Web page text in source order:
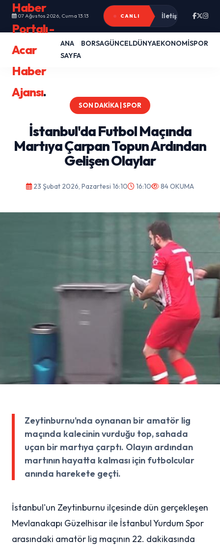
07 Ağustos 2026, Cuma 13:13 CANLI İletişim
Haber
Portalı -
Acar
Haber
Ajansı.
ANA
SAYFA
BORSAGÜNCELDÜNYAEKONOMİSPOR
SON DAKIKA | SPOR
İstanbul'da Futbol Maçında
Martıya Çarpan Topun Ardından
Gelişen Olaylar
23 Şubat 2026, Pazartesi 16:10 16:10 84 OKUMA
Zeytinburnu’nda oynanan bir amatör lig
maçında kalecinin vurduğu top, sahada
uçan bir martıya çarptı. Olayın ardından
martının hayatta kalması için futbolcular
anında harekete geçti.
İstanbul'un Zeytinburnu ilçesinde dün gerçekleşen
Mevlanakapı Güzelhisar ile İstanbul Yurdum Spor
arasındaki amatör lig maçının 22. dakikasında